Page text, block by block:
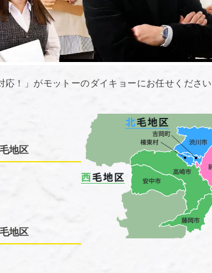
！」がモットーのダイキョーにお任せください
地区
地区